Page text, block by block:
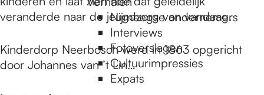
Nijmeegse ondernemers
Interviews
Fotoverslagen
Cultuurimpressies
Expats
veranderde naar de jeugdzorg van vandaag.
Kinderdorp Neerbosch werd in 1863 opgericht
door Johannes van ’t Lin…